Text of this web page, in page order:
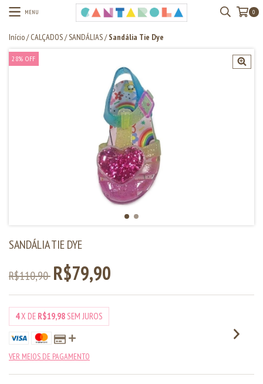
MENU 0
Início/ CALÇADOS/SANDÁLIAS/ Sandália Tie Dye
28% OFF
SANDÁLIA TIE DYE
R$110,90 R$79,90
4X DE R$19,98SEM JUROS
VER MEIOS DE PAGAMENTO